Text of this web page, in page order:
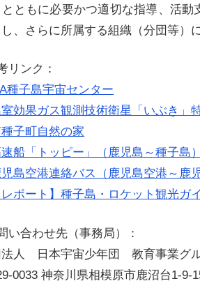
とともに必要かつ適切な指導、活
、さらに所属する組織（分団等）
リンク：
種子島宇宙センター
効果ガス観測技術衛星「いぶき」
子町自然の家
船「トッピー」（鹿児島～種子島）
児島空港連絡バス（鹿児島空港～鹿
レポート】種子島・ロケット観光ガ
い合わせ先（事務局）：
法人 日本宇宙少年団 教育事業グル
0033 神奈川県相模原市鹿沼台1-9-